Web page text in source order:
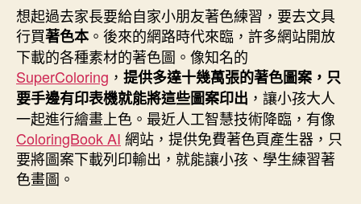
體
中
文
喔！”
者
佈
日
期
想起過去家長要給自家小朋友著色練習，要去文具
行買著色本 。後來的網路時代來臨，許多網站開放
下載的各種素材的著色圖。像知名的
SuperColoring ， 提供多達十幾萬張的著色圖案，只
要手邊有印表機就能將這些圖案印出 ，讓小孩大人
一起進行繪畫上色。最近人工智慧技術降臨，有像
ColoringBook AI 網站，提供免費著色頁產生器，只
要將圖案下載列印輸出，就能讓小孩、學生練習著
色畫圖。